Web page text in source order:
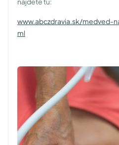
www.abczdravia.sk/
ml